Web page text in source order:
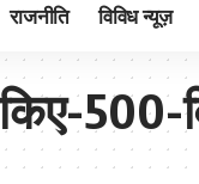
राजनीति विविध न्यूज़
500-